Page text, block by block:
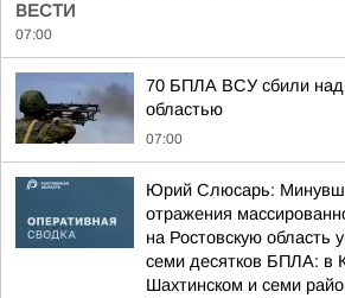
ВЕСТИ
07:00
70 БПЛА ВСУ сбили над
областью
07:00
Юрий Слюсарь:
отражения
на Ростовскую область
семи десятков БПЛА: в
Шахтинском и семи